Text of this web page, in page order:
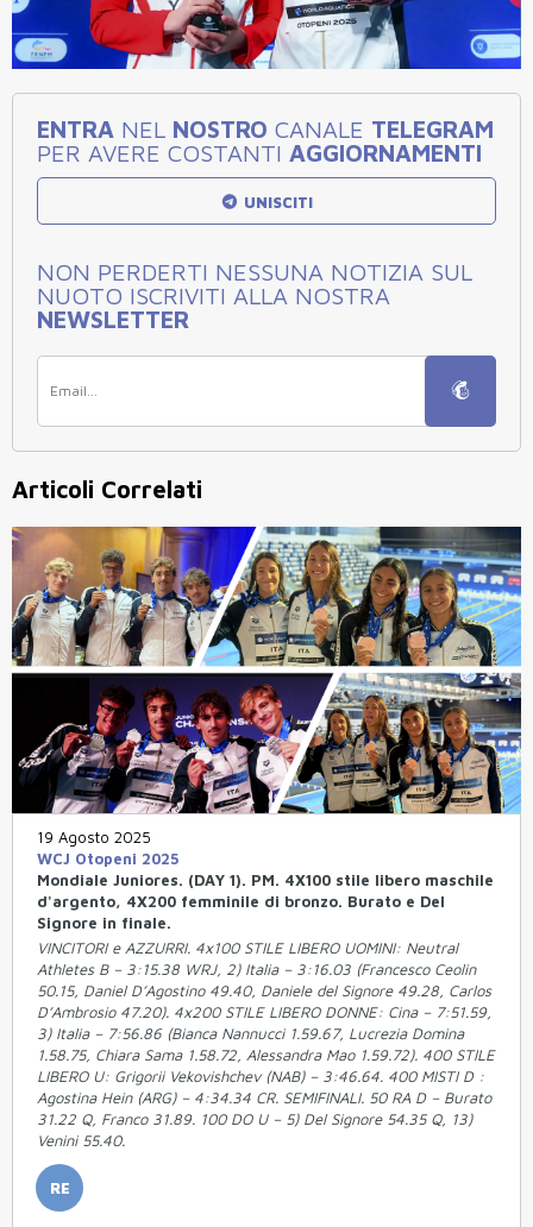
ENTRA NEL NOSTRO CANALE TELEGRAM
PER AVERE COSTANTI AGGIORNAMENTI
UNISCITI
NON PERDERTI NESSUNA NOTIZIA SUL
NUOTO ISCRIVITI ALLA NOSTRA
NEWSLETTER
Articoli Correlati
19 Agosto 2025
WCJ Otopeni 2025
Mondiale Juniores. (DAY 1). PM. 4X100 stile libero maschile
d'argento, 4X200 femminile di bronzo. Burato e Del
Signore in finale.
VINCITORI e AZZURRI. 4x100 STILE LIBERO UOMINI: Neutral
Athletes B – 3:15.38 WRJ, 2) Italia – 3:16.03 (Francesco Ceolin
50.15, Daniel D’Agostino 49.40, Daniele del Signore 49.28, Carlos
D’Ambrosio 47.20). 4x200 STILE LIBERO DONNE: Cina – 7:51.59,
3) Italia – 7:56.86 (Bianca Nannucci 1.59.67, Lucrezia Domina
1.58.75, Chiara Sama 1.58.72, Alessandra Mao 1.59.72). 400 STILE
LIBERO U: Grigorii Vekovishchev (NAB) – 3:46.64. 400 MISTI D :
Agostina Hein (ARG) – 4:34.34 CR. SEMIFINALI. 50 RA D – Burato
31.22 Q, Franco 31.89. 100 DO U – 5) Del Signore 54.35 Q, 13)
Venini 55.40.
RE